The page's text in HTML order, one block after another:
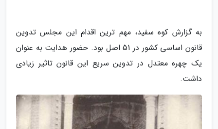
به گزارش کوه سفید، مهم ترین اقدام این مجلس تدوین
قانون اساسی کشور در 51 اصل بود. حضور هدایت به عنوان
یک چهره معتدل در تدوین سریع این قانون تاثیر زیادی
داشت.